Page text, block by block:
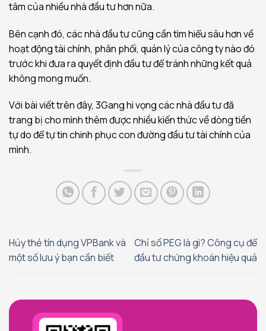
tâm của nhiều nhà đầu tư hơn nữa.
Bên cạnh đó, các nhà đầu tư cũng cần tìm hiểu sâu hơn về
hoạt động tài chính, phân phối, quản lý của công ty nào đó
trước khi đưa ra quyết định đầu tư để tránh những kết quả
không mong muốn.
Với bài viết trên đây, 3Gang hi vọng các nhà đầu tư đã
trang bị cho mình thêm được nhiều kiến thức về dòng tiền
tự do để tự tin chinh phục con đường đầu tư tài chính của
mình.
Hủy thẻ tín dụng VPBank và
một số lưu ý bạn cần biết
Chỉ số PEG là gì? Công cụ để
đầu tư chứng khoán hiệu quả